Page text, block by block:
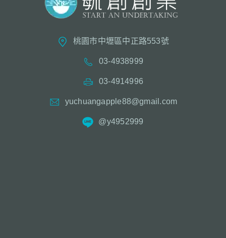
桃園市中壢區中正路553號
03-4938999
03-4914996
yuchuangapple88@gmail.com
@y4952999